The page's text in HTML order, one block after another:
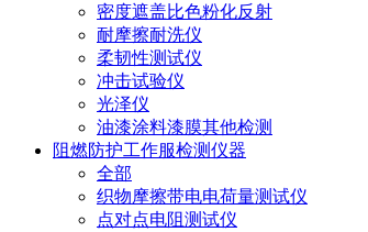
密度遮盖比色粉化反射
耐摩擦耐洗仪
柔韧性测试仪
冲击试验仪
光泽仪
油漆涂料漆膜其他检测
阻燃防护工作服检测仪器
全部
织物摩擦带电电荷量测试仪
点对点电阻测试仪